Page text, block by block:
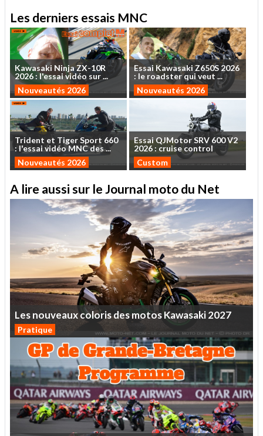
Les derniers essais MNC
Kawasaki NinjaZX-10R
2026: l'essaividéo sur...
Nouveautés 2026
Essai Kawasaki Z650S 2026
: le roadsterquiveut ...
Nouveautés 2026
Trident et TigerSport 660
: l'essaividéo MNCdes...
Nouveautés 2026
EssaiQJMotorSRV 600V2
2026 : cruise control
Custom
A lire aussi sur le Journal moto du Net
LesnouveauxcolorisdesmotosKawasaki2027
Pratique